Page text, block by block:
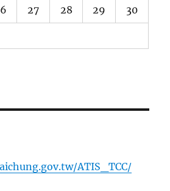
27 28 29 30
ATIS_TCC/